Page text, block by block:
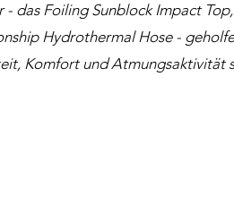
- das Foiling Sunblock Impact
Hydrothermal Hose -
Komfort und Atmungsaktivität